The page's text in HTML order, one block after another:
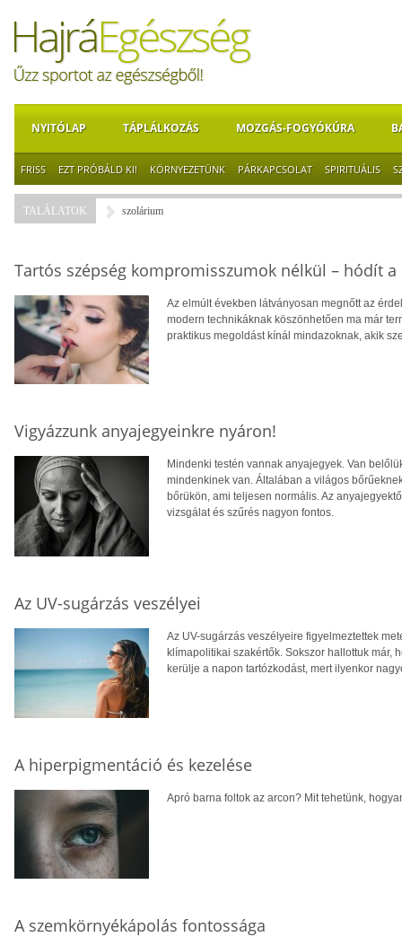
NYITÓLAP TÁPLÁLKOZÁS MOZGÁS-FOGYÓKÚRA
FRISS EZT PRÓBÁLD KI! KÖRNYEZETÜNK PÁRKAPCSOLAT SPIRITUÁLIS
TALÁLATOK szolárium
Tartós szépség kompromisszumok nélkül – hódít
Az elmúlt években látványosan megnőtt az
modern technikáknak köszönhetően ma már
praktikus megoldást kínál mindazoknak, akik
Vigyázzunk anyajegyeinkre nyáron!
Mindenki testén vannak anyajegyek. Van
mindenkinek van. Általában a világos
bőrükön, ami teljesen normális. Az
vizsgálat és szűrés nagyon fontos.
Az UV-sugárzás veszélyei
Az UV-sugárzás veszélyeire figyelmeztettek
klímapolitikai szakértők. Sokszor hallottuk már,
kerülje a napon tartózkodást, mert ilyenkor
A hiperpigmentáció és kezelése
Apró barna foltok az arcon? Mit tehetünk,
A szemkörnyékápolás fontossága